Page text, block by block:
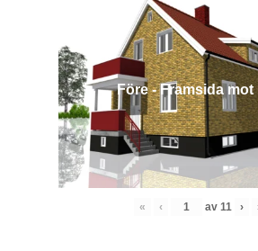
Före - Framsida mot
« ‹ av 11 ›